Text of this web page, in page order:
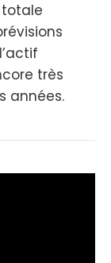
totale
très
années.